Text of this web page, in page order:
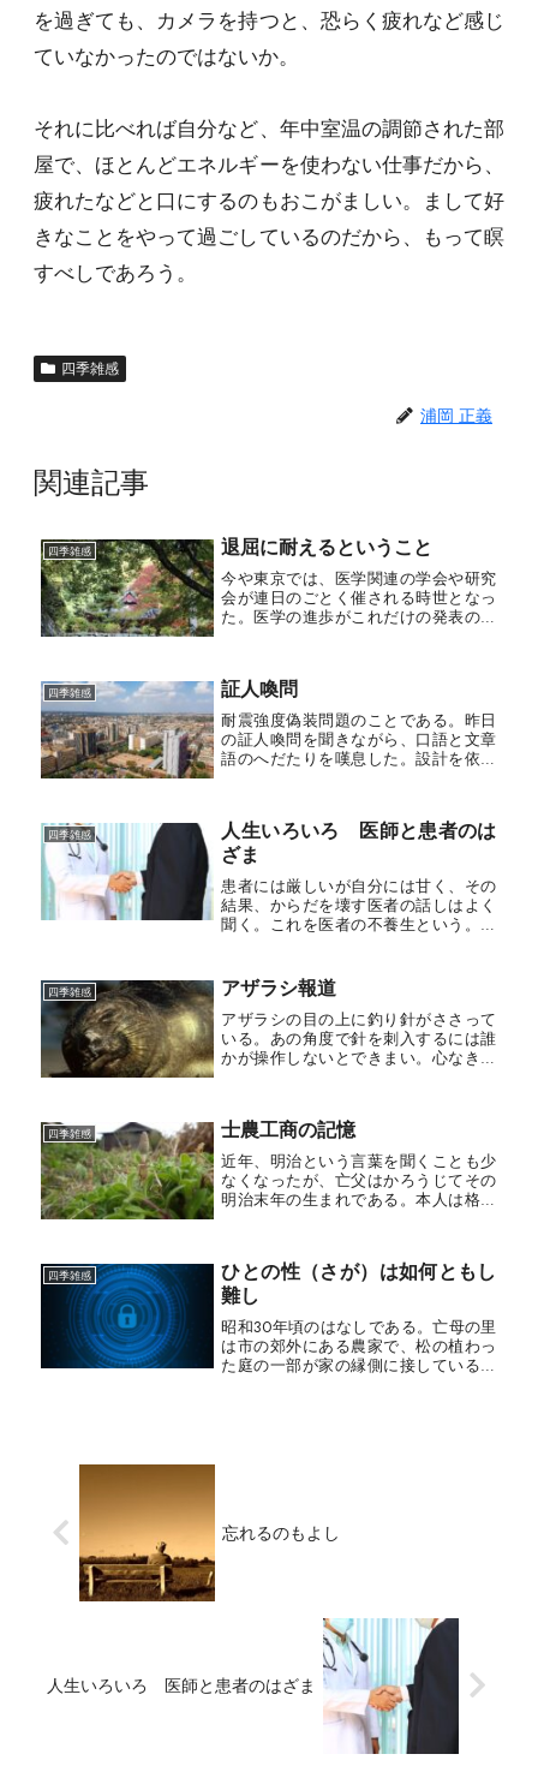
を過ぎても、カメラを持つと、恐らく疲れなど感じ
ていなかったのではないか。
それに比べれば自分など、年中室温の調節された部
屋で、ほとんどエネルギーを使わない仕事だから、
疲れたなどと口にするのもおこがましい。まして好
きなことをやって過ごしているのだから、もって瞑
すべしであろう。
四季雑感
浦岡 正義
関連記事
四季雑感 退屈に耐えるということ
今や東京では、医学関連の学会や研究
会が連日のごとく催される時世となっ
た。医学の進歩がこれだけの発表の機
回、上京するのを常としている。飛行
機を使えば１時間ほどの距離であるか
ら...
四季雑感 証人喚問
耐震強度偽装問題のことである。昨日
の証人喚問を聞きながら、口語と文章
語のへだたりを嘆息した。設計を依頼
たひと。ことごとく証人となって、な
お犯人は不在である。舌先三寸、申し
開...
四季雑感
人生いろいろ 医師と患者のは
ざま
患者には厳しいが自分には甘く、その
結果、からだを壊す医者の話しはよく
聞く。これを医者の不養生という。じ
だ。したがって、時には他科の先生の
お世話になることがある。そういう時
は、...
四季雑感 アザラシ報道
アザラシの目の上に釣り針がささって
いる。あの角度で針を刺入するには誰
かが操作しないとできまい。心なきも
という声が日増しにつよくなってい
る。しかし、のた打ち回っているわけ
でも...
四季雑感 士農工商の記憶
近年、明治という言葉を聞くことも少
なくなったが、亡父はかろうじてその
明治末年の生まれである。本人は格別
日、喜々として帰宅した父親から、
「結婚が決まったぞ」と告げられた。
当時、...
四季雑感
ひとの性（さが）は如何ともし
難し
昭和30年頃のはなしである。亡母の里
は市の郊外にある農家で、松の植わっ
た庭の一部が家の縁側に接している。
忘れるのもよし
人生いろいろ 医師と患者のはざま